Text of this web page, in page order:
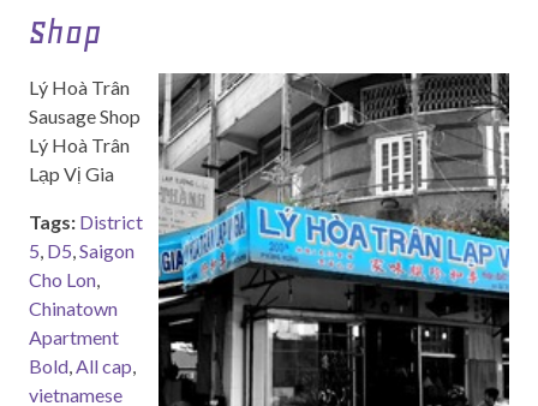
Shop
Lý Hoà Trân
Sausage Shop
Lý Hoà Trân
Lạp Vị Gia
Tags: District
5, D5,Saigon
Cho Lon,
Chinatown
Apartment
Bold,All cap,
vietnamese